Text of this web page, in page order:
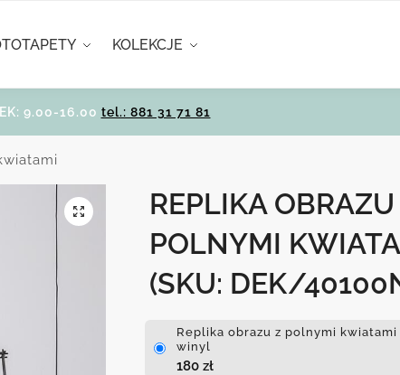
KOLEKCJE
9.00-16.00 tel.: 881 31 71 81
REPLIKA
POLNYMI
(SKU: DEK/
Replika obrazu z polnymi kwiatami
winyl
180 zł